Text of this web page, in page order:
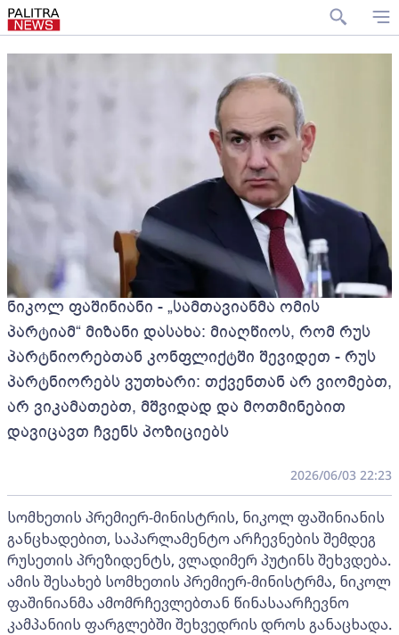
ნიკოლ ფაშინიანი - „სამთავიანმა ომის
პარტიამ“ მიზანი დასახა: მიაღწიოს, რომ რუს
პარტნიორებთან კონფლიქტში შევიდეთ - რუს
პარტნიორებს ვუთხარი: თქვენთან არ ვიომებთ,
არ ვიკამათებთ, მშვიდად და მოთმინებით
დავიცავთ ჩვენს პოზიციებს
2026/06/03 22:23
სომხეთის პრემიერ-მინისტრის, ნიკოლ ფაშინიანის
განცხადებით, საპარლამენტო არჩევნების შემდეგ
რუსეთის პრეზიდენტს, ვლადიმერ პუტინს შეხვდება.
ამის შესახებ სომხეთის პრემიერ-მინისტრმა, ნიკოლ
ფაშინიანმა ამომრჩევლებთან წინასაარჩევნო
კამპანიის ფარგლებში შეხვედრის დროს განაცხადა.